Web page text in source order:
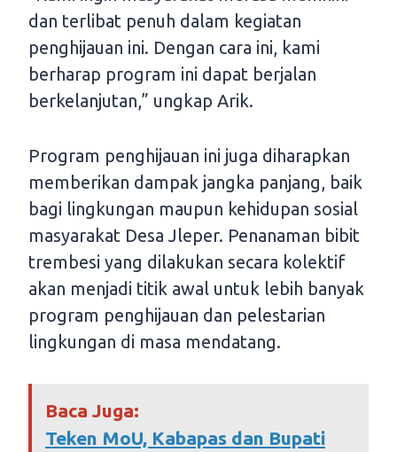
dan terlibat penuh dalam kegiatan
penghijauan ini. Dengan cara ini, kami
berharap program ini dapat berjalan
berkelanjutan,” ungkap Arik.
Program penghijauan ini juga diharapkan
memberikan dampak jangka panjang, baik
bagi lingkungan maupun kehidupan sosial
masyarakat Desa Jleper. Penanaman bibit
trembesi yang dilakukan secara kolektif
akan menjadi titik awal untuk lebih banyak
program penghijauan dan pelestarian
lingkungan di masa mendatang.
Baca Juga:
Teken MoU, Kabapas dan Bupati